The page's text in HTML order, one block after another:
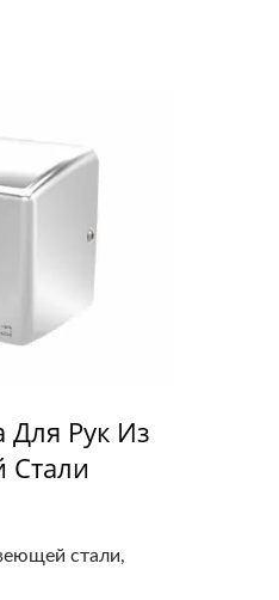
Для Рук Из
стали,